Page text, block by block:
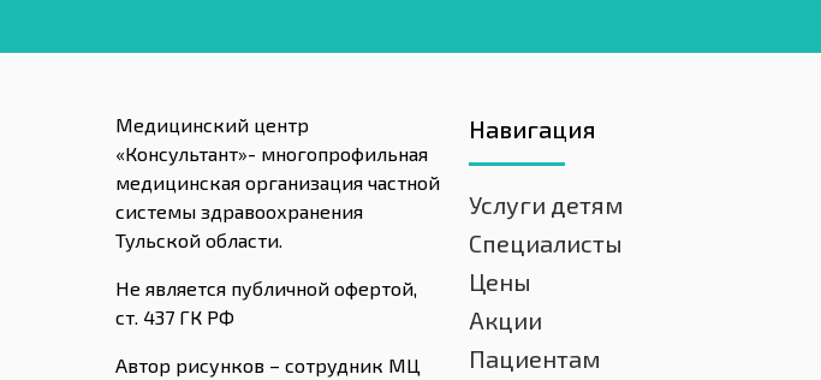
Медицинский центр
«Консультант»- многопрофильная
медицинская организация частной
системы здравоохранения
Тульской области.
Не является публичной офертой,
ст. 437 ГК РФ
Автор рисунков – сотрудник МЦ
Навигация
Услуги детям
Специалисты
Цены
Акции
Пациентам